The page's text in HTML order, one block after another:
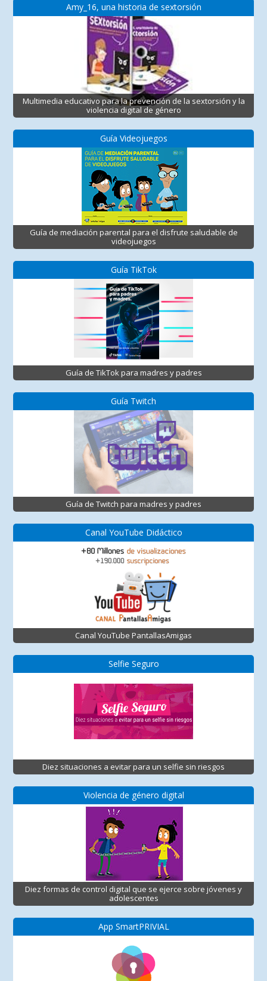
Amy_16, una historia de sextorsión
Multimedia educativo para la prevención de la sextorsión y la
violencia digital de género
Guía Videojuegos
Guía de mediación parental para el disfrute saludable de
videojuegos
Guía TikTok
Guía de TikTok para madres y padres
Guía Twitch
Guía de Twitch para madres y padres
Canal YouTube Didáctico
Canal YouTube PantallasAmigas
Selfie Seguro
Diez situaciones a evitar para un selfie sin riesgos
Violencia de género digital
Diez formas de control digital que se ejerce sobre jóvenes y
adolescentes
App SmartPRIVIAL